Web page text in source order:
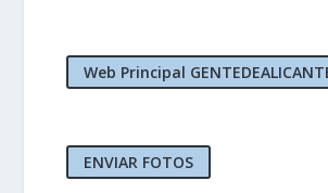
Web Principal
ENVIAR FOTOS